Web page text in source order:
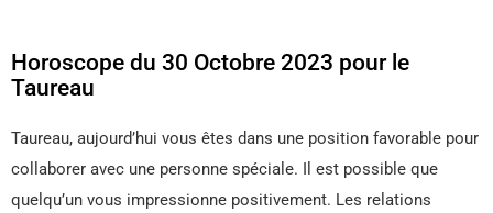
Horoscope du 30 Octobre 2023 pour le
Taureau
Taureau, aujourd’hui vous êtes dans une position favorable pour
collaborer avec une personne spéciale. Il est possible que
quelqu’un vous impressionne positivement. Les relations